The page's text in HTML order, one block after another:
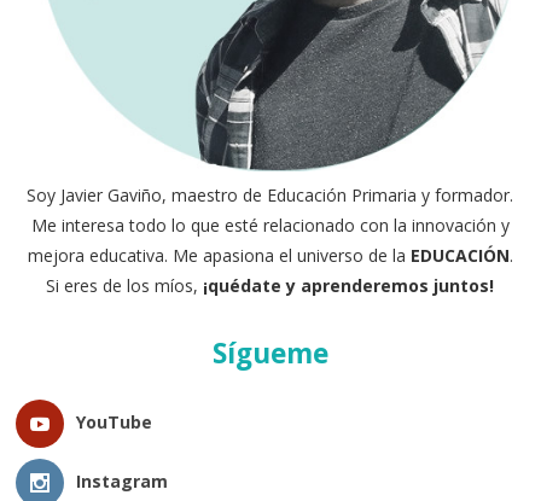
Soy Javier Gaviño, maestro de Educación Primaria y formador.
Me interesa todo lo que esté relacionado con la innovación y
mejora educativa. Me apasiona el universo de la EDUCACIÓN.
Si eres de los míos, ¡quédate y aprenderemos juntos!
Sígueme
YouTube
Instagram